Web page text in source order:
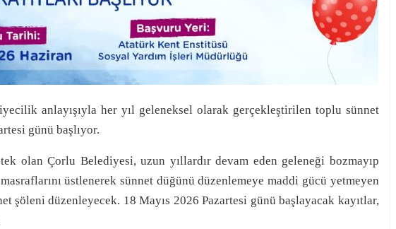
anlayışıyla her yıl geleneksel olarak gerçekleştirilen toplu sünnet
günü başlıyor.
olan Çorlu Belediyesi, uzun yıllardır devam eden geleneği bozmayıp
üstlenerek sünnet düğünü düzenlemeye maddi gücü yetmeyen
şöleni düzenleyecek. 18 Mayıs 2026 Pazartesi günü başlayacak kayıtlar,